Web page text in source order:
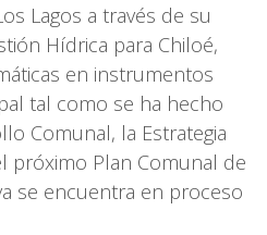
Lagos a través de su
Hídrica para Chiloé,
en instrumentos
tal como se ha hecho
Comunal, la Estrategia
próximo Plan Comunal de
se encuentra en proceso